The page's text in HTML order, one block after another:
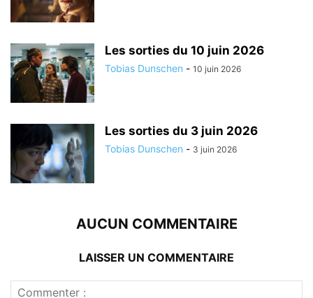
Les sorties du 10 juin 2026
Tobias Dunschen - 10 juin 2026
Les sorties du 3 juin 2026
Tobias Dunschen - 3 juin 2026
AUCUN COMMENTAIRE
LAISSER UN COMMENTAIRE